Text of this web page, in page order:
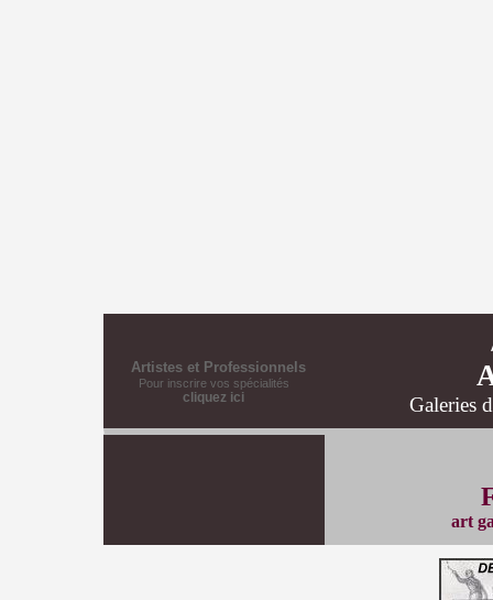
Artistes et Professionnels
Pour inscrire vos spécialités
cliquez ici Galeries
i
art